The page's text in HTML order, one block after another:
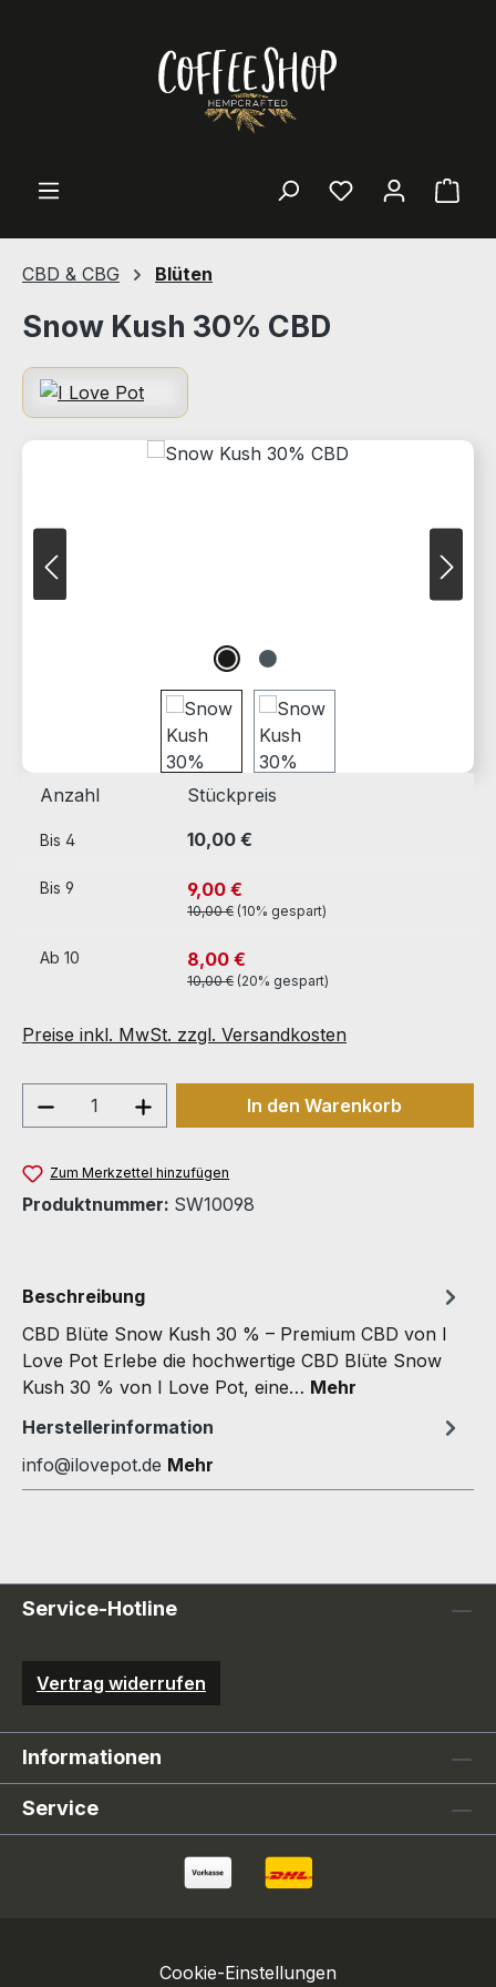
CBD & CBG Blüten
Snow Kush 30% CBD
Bildergalerie überspringen
Anzahl Stückpreis
Bis 4 10,00 €
Bis 9 9,00 €
10,00 € (10% gespart)
Ab 10 8,00 €
10,00 € (20% gespart)
Preise inkl. MwSt. zzgl. Versandkosten
Produkt Anzahl: Gib denIn den Warenkorb
Zum Merkzettel hinzufügen
Produktnummer: SW10098
Beschreibung
CBD Blüte Snow Kush 30 % – Premium CBD von I
Love Pot Erlebe die hochwertige CBD Blüte Snow
Kush 30 % von I Love Pot, eine… Mehr
Herstellerinformation
info@ilovepot.de Mehr
Service-Hotline
Vertrag widerrufen
Informationen
Service
Cookie-Einstellungen